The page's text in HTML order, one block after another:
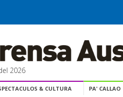
2026
& CULTURA PA' CALLAO